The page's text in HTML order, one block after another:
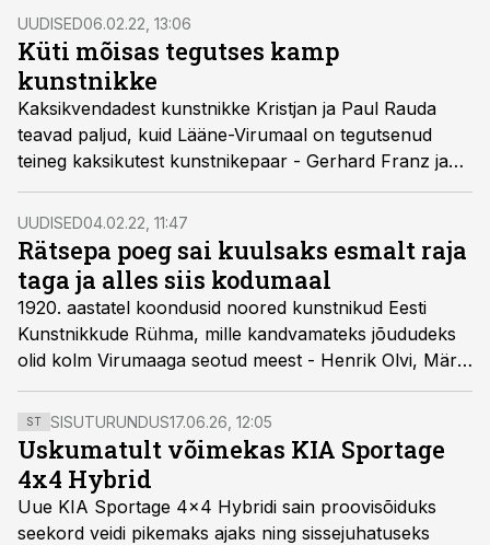
Faehlmann ja Johann Jakob Nocks. Viimane neist on
kõige tundmatum.
UUDISED06.02.22, 13:06
Küti mõisas tegutses kamp
kunstnikke
Kaksikvendadest kunstnikke Kristjan ja Paul Rauda
teavad paljud, kuid Lääne-Virumaal on tegutsenud
teineg kaksikutest kunstnikepaar - Gerhard Franz ja
Karl Ferdinand von Kügelgenid.
UUDISED04.02.22, 11:47
Rätsepa poeg sai kuulsaks esmalt raja
taga ja alles siis kodumaal
1920. aastatel koondusid noored kunstnikud Eesti
Kunstnikkude Rühma, mille kandvamateks jõududeks
olid kolm Virumaaga seotud meest - Henrik Olvi, Märt
Laarman ja meie tänase loo kangelane Arnold Akberg.
ST SISUTURUNDUS17.06.26, 12:05
Uskumatult võimekas KIA Sportage
4x4 Hybrid
Uue KIA Sportage 4x4 Hybridi sain proovisõiduks
seekord veidi pikemaks ajaks ning sissejuhatuseks